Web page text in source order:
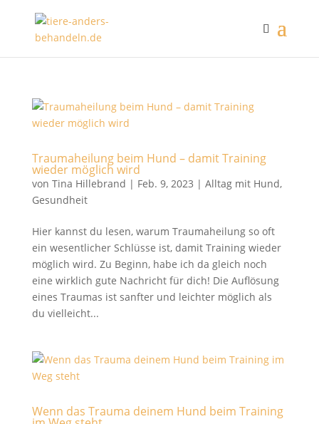
Traumaheilung beim Hund – damit Training
wieder möglich wird
von Tina Hillebrand | Feb. 9, 2023 | Alltag mit Hund,
Gesundheit
Hier kannst du lesen, warum Traumaheilung so oft
ein wesentlicher Schlüsse ist, damit Training wieder
möglich wird. Zu Beginn, habe ich da gleich noch
eine wirklich gute Nachricht für dich! Die Auflösung
eines Traumas ist sanfter und leichter möglich als
du vielleicht...
Wenn das Trauma deinem Hund beim Training